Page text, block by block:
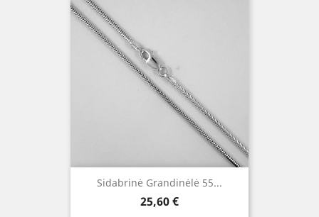
Sidabrinė Grandinėlė 55...
Kaina
25,60 €